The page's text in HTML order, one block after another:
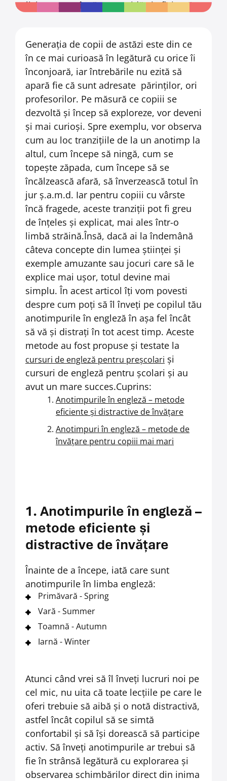
Generația de copii de astăzi este din ce
în ce mai curioasă în legătură cu orice îi
înconjoară, iar întrebările nu ezită să
apară fie că sunt adresate părinților, ori
profesorilor. Pe măsură ce copiii se
dezvoltă și încep să exploreze, vor deveni
și mai curioși. Spre exemplu, vor observa
cum au loc tranzițiile de la un anotimp la
altul, cum începe să ningă, cum se
topește zăpada, cum începe să se
încălzească afară, să înverzească totul în
jur ș.a.m.d. Iar pentru copiii cu vârste
încă fragede, aceste tranziții pot fi greu
de înțeles și explicat, mai ales într-o
limbă străină.Însă, dacă ai la îndemână
câteva concepte din lumea științei și
exemple amuzante sau jocuri care să le
explice mai ușor, totul devine mai
simplu. În acest articol îți vom povesti
despre cum poți să îl înveți pe copilul tău
anotimpurile în engleză în așa fel încât
să vă și distrați în tot acest timp. Aceste
metode au fost propuse și testate la
cursuri de engleză pentru preșcolari și
cursuri de engleză pentru școlari și au
avut un mare succes.Cuprins:
Anotimpurile în engleză – metode
eficiente și distractive de învățare
Anotimpuri în engleză – metode de
învățare pentru copiii mai mari
1. Anotimpurile în engleză –
metode eficiente și
distractive de învățare
Înainte de a începe, iată care sunt
anotimpurile în limba engleză:
Primăvară - Spring
Vară - Summer
Toamnă - Autumn
Iarnă - Winter
Atunci când vrei să îl înveți lucruri noi pe
cel mic, nu uita că toate lecțiile pe care le
oferi trebuie să aibă și o notă distractivă,
astfel încât copilul să se simtă
confortabil și să își dorească să participe
activ. Să înveți anotimpurile ar trebui să
fie în strânsă legătură cu explorarea și
observarea schimbărilor direct din inima